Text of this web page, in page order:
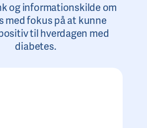
og informationskilde om
med fokus på at kunne
til hverdagen med
diabetes.